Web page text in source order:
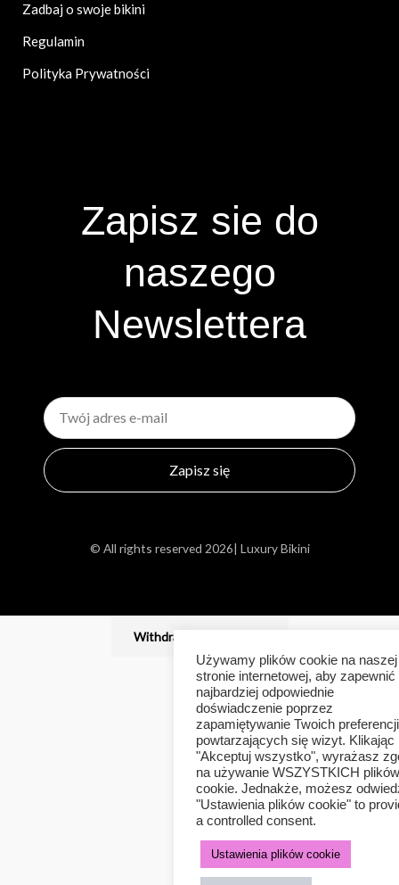
Zadbaj o swoje bikini
Regulamin
Polityka Prywatności
Zapisz sie do
naszego
Newslettera
Email
Zapisz się
© All rights reserved 2026| Luxury Bikini
Withdraw from contract
Używamy plików cookie na naszej
stronie internetowej, aby zapewnić
najbardziej odpowiednie
doświadczenie poprzez
zapamiętywanie Twoich
powtarzających się wizyt. Klikając
"Akceptuj wszystko", wyrażasz
na używanie WSZYSTKICH plików
cookie. Jednakże, możesz
"Ustawienia plików cookie" to
a controlled consent.
Ustawienia plików cookie